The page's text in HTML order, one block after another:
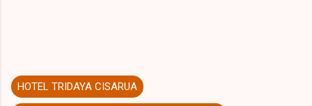
HOTEL TRIDAYA CISARUA